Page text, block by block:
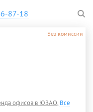
87-18
Без комиссии
офисов в ЮЗАО,Все